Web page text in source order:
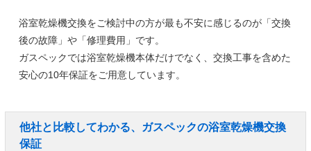
浴室乾燥機交換をご検討中の方が最も不安に感じるのが「交換
後の故障」や「修理費用」です。
ガスペックでは浴室乾燥機本体だけでなく、交換工事を含めた
安心の10年保証をご用意しています。
他社と比較してわかる、ガスペックの浴室乾燥機交換
保証